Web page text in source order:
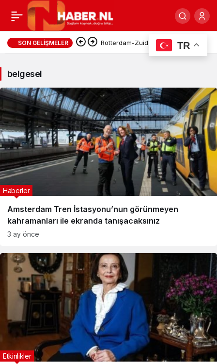
belgesel
Haberleri
SON GELIŞMELER Rotterdam-Zuid’de İnşaat Atığı
belgesel
Amsterdam Tren İstasyonu’nun görünmeyen
kahramanları ile ekranda tanışacaksınız
Haberler
3 ay önce
Etkinlikler
TR